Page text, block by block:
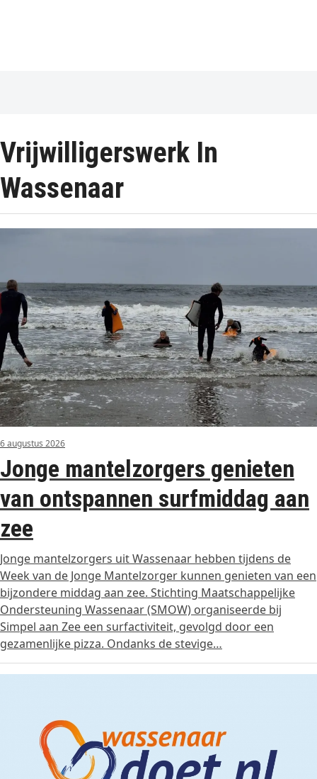
Vrijwilligerswerk In
Wassenaar
6 augustus 2026
Jonge mantelzorgers genieten
van ontspannen surfmiddag aan
zee
Jonge mantelzorgers uit Wassenaar hebben tijdens de
Week van de Jonge Mantelzorger kunnen genieten van een
bijzondere middag aan zee. Stichting Maatschappelijke
Ondersteuning Wassenaar (SMOW) organiseerde bij
Simpel aan Zee een surfactiviteit, gevolgd door een
gezamenlijke pizza. Ondanks de stevige…